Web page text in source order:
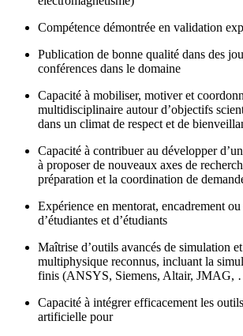
Compétence démontrée en validation
Publication de bonne qualité dans des
conférences dans le domaine
Capacité à mobiliser, motiver et
multidisciplinaire autour d’objectifs
dans un climat de respect et de
Capacité à contribuer au développer
à proposer de nouveaux axes de
préparation et la coordination de
Expérience en mentorat, encadrement
d’étudiantes et d’étudiants
Maîtrise d’outils avancés de simulation
multiphysique reconnus, incluant la
finis (ANSYS, Siemens, Altair, JMAG,
Capacité à intégrer efficacement les
artificielle pour